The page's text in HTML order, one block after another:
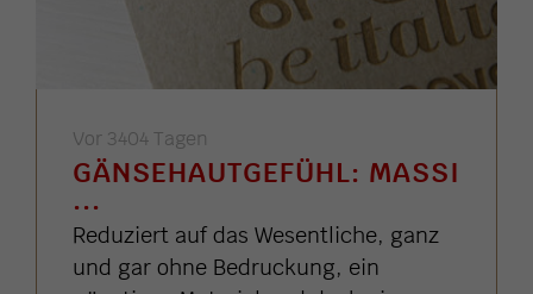
Vor 3404 Tagen
GÄNSEHAUTGEFÜHL: MASSI
...
Reduziert auf das Wesentliche, ganz
und gar ohne Bedruckung, ein